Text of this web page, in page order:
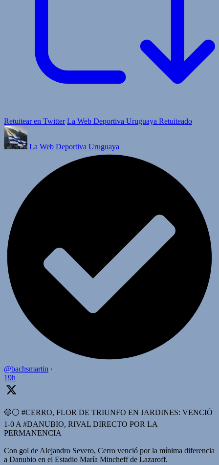
Retuitear en Twitter La Web Deportiva Uruguaya Retuiteado
La Web Deportiva Uruguaya
@bachsmartin ·
19h
🔵⚪️ #CERRO, FLOR DE TRIUNFO EN JARDINES: VENCIÓ
1-0 A #DANUBIO, RIVAL DIRECTO POR LA
PERMANENCIA
Con gol de Alejandro Severo, Cerro venció por la mínima diferencia
a Danubio en el Estadio María Mincheff de Lazaroff.